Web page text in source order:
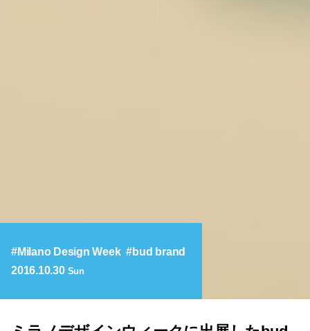
Milano Design Week
bud brand
2016.10.30 Sun